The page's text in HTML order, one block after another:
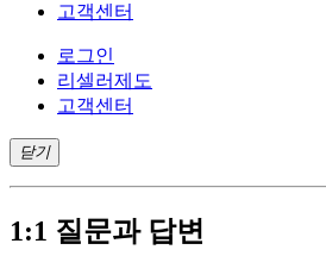
고객센터
로그인
리셀러제도
고객센터
닫기
1:1 질문과 답변